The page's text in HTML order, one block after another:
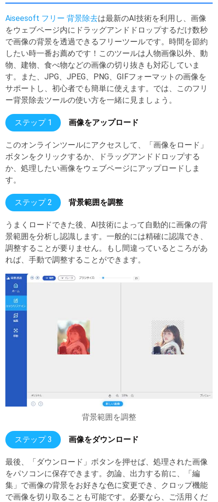
Aiseesoft フリー 背景除去は最新のAI技術を利用し、画像
をウェブページ内にドラッグアンドドロップするだけ数秒
で画像の背景を透過できるフリーツールです。時間を節約
したい時一番お薦めです！このツールは人物画像以外、動
物、建物、食べ物などの画像の切り抜きも対応していま
す。また、JPG、JPEG、PNG、GIFフォーマットの画像を
サポートし、初心者でも簡単に使えます。では、このフリ
ー背景除去ツールの使い方を一緒に見ましょう。
ステップ 1 画像をアップロード
このオンラインツールにアクセスして、「画像をロード」
ボタンをクリックするか、ドラッグアンドドロップする
か、処理したい画像をウェブページにアップロードしま
す。
ステップ 2 背景範囲を調整
うまくロードできた後、AI技術によって自動的に画像の背
景範囲を分析し認識します。一般的には精確に認識でき、
調整することが要りません。もし間違っているところがあ
れば、手動で調整することができます。
背景範囲を調整
ステップ 3 画像をダウンロード
最後、「ダウンロード」ボタンを押せば、処理された画像
をパソコンに保存できます。勿論、出力する前に、「編
集」で画像の背景をお好きな色に変更でき、クロップ機能
で画像を切り取ることも可能です。必要なら、ご活用くだ